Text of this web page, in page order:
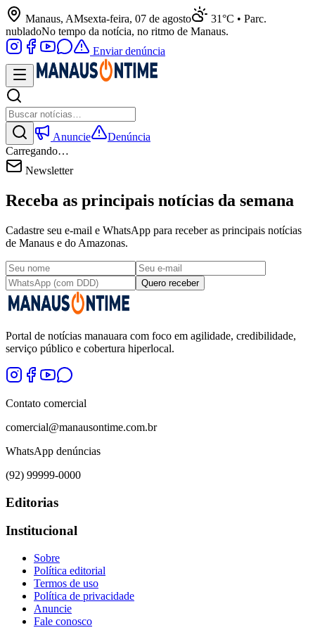
Manaus, AMsexta-feira, 07 de agosto
31°C • Parc.
nubladoNo tempo da notícia, no ritmo de Manaus.
Enviar denúncia
Anuncie
Denúncia
Carregando…
Newsletter
Receba as principais notícias da semana
Cadastre seu e-mail e WhatsApp para receber as principais notícias
de Manaus e do Amazonas.
Quero receber
Portal de notícias manauara com foco em agilidade, credibilidade,
serviço público e cobertura hiperlocal.
Contato comercial
comercial@manausontime.com.br
WhatsApp denúncias
(92) 99999-0000
Editorias
Institucional
Sobre
Política editorial
Termos de uso
Política de privacidade
Anuncie
Fale conosco